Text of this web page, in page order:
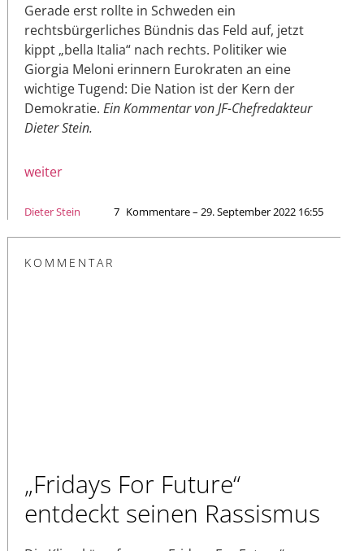
Gerade erst rollte in Schweden ein
rechtsbürgerliches Bündnis das Feld auf, jetzt
kippt „bella Italia“ nach rechts. Politiker wie
Giorgia Meloni erinnern Eurokraten an eine
wichtige Tugend: Die Nation ist der Kern der
Demokratie. Ein Kommentar von JF-Chefredakteur
Dieter Stein.
weiter
Dieter Stein 7 Kommentare – 29. September 2022 16:55
KOMMENTAR
„Fridays For Future“
entdeckt seinen Rassismus